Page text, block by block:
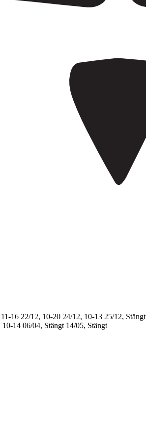
16 22/12, 10-20 24/12, 10-13 25/12, Stängt
10-14 06/04, Stängt 14/05, Stängt